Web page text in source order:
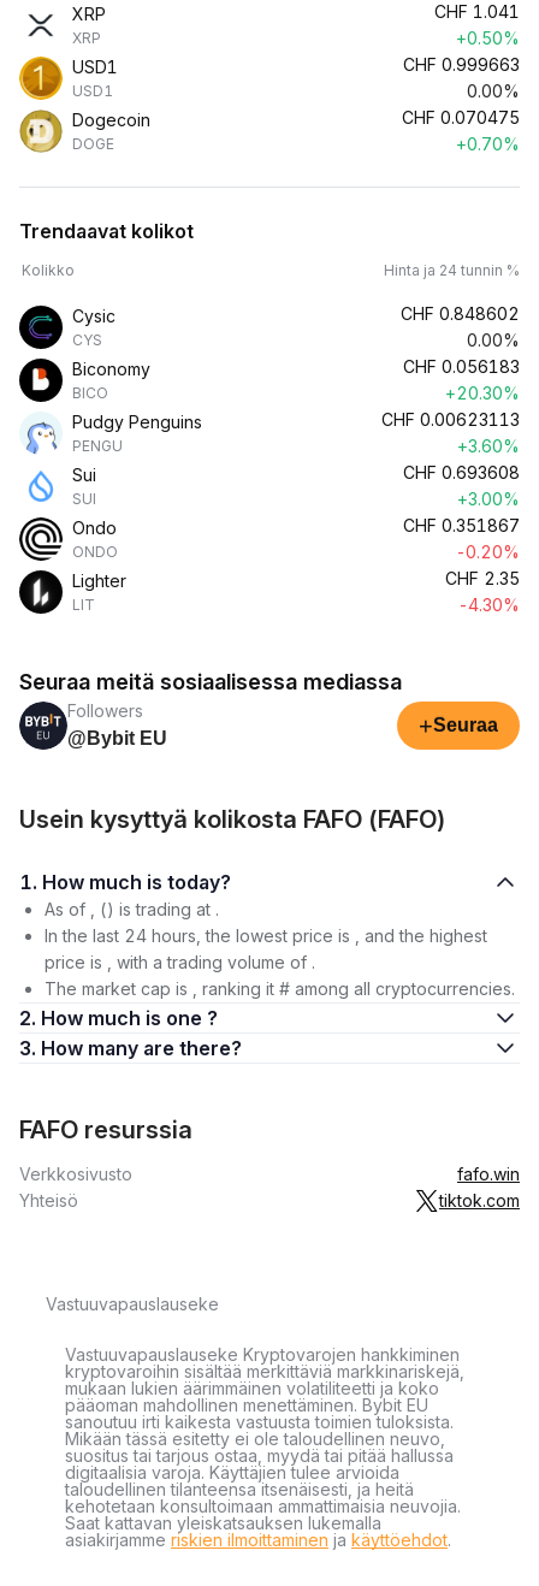
XRP
XRP
CHF 1.041
+0.50%
USD1
USD1
CHF 0.999663
0.00%
Dogecoin
DOGE
CHF 0.070475
+0.70%
Trendaavat kolikot
Kolikko Hinta ja 24 tunnin %
Cysic
CYS
CHF 0.848602
0.00%
Biconomy
BICO
CHF 0.056183
+20.30%
Pudgy Penguins
PENGU
CHF 0.00623113
+3.60%
Sui
SUI
CHF 0.693608
+3.00%
Ondo
ONDO
CHF 0.351867
-0.20%
Lighter
LIT
CHF 2.35
-4.30%
Seuraa meitä sosiaalisessa mediassa
Followers
@Bybit EU
+Seuraa
Usein kysyttyä kolikosta FAFO (FAFO)
1. How much is today?
As of , () is trading at .
In the last 24 hours, the lowest price is , and the highest
price is , with a trading volume of .
The market cap is , ranking it # among all cryptocurrencies.
2. How much is one ?
3. How many are there?
FAFO resurssia
Verkkosivusto
fafo.win
Yhteisö
tiktok.com
Vastuuvapauslauseke
Vastuuvapauslauseke Kryptovarojen hankkiminen
kryptovaroihin sisältää merkittäviä markkinariskejä,
mukaan lukien äärimmäinen volatiliteetti ja koko
pääoman mahdollinen menettäminen. Bybit EU
sanoutuu irti kaikesta vastuusta toimien tuloksista.
Mikään tässä esitetty ei ole taloudellinen neuvo,
suositus tai tarjous ostaa, myydä tai pitää hallussa
digitaalisia varoja. Käyttäjien tulee arvioida
taloudellinen tilanteensa itsenäisesti, ja heitä
kehotetaan konsultoimaan ammattimaisia neuvojia.
Saat kattavan yleiskatsauksen lukemalla
asiakirjamme riskien ilmoittaminen ja käyttöehdot.